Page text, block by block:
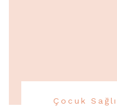
Çocuk